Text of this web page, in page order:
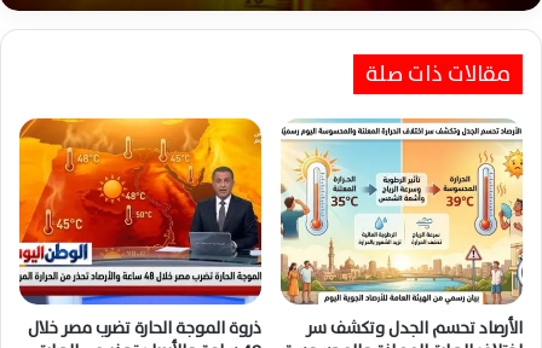
مصر تستعد لموجة حارة شديدة والأرصاد تحذر من
مقالات ذات صلة
الأرصاد تحسم الجدل وتكشف سر
ذروة الموجة الحارة تضرب مصر خلال